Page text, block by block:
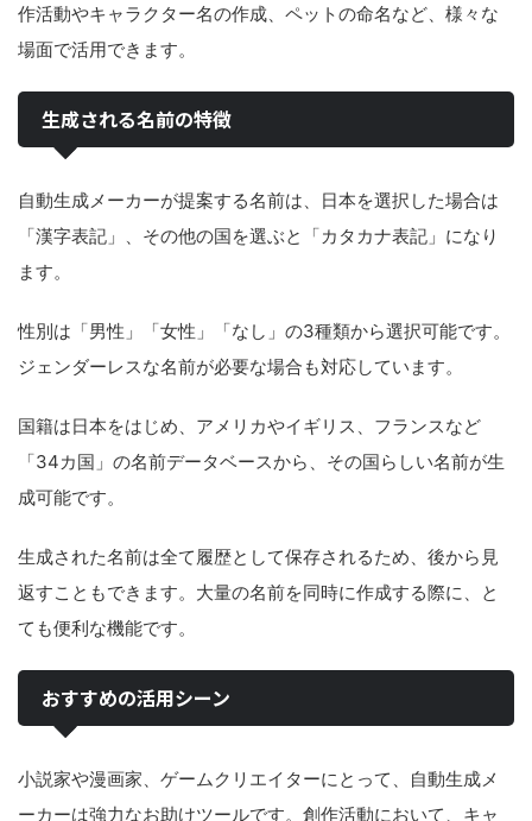
作活動やキャラクター名の作成、ペットの命名など、様々な
場面で活用できます。
生成される名前の特徴
自動生成メーカーが提案する名前は、日本を選択した場合は
「漢字表記」、その他の国を選ぶと「カタカナ表記」になり
ます。
性別は「男性」「女性」「なし」の3種類から選択可能です。
ジェンダーレスな名前が必要な場合も対応しています。
国籍は日本をはじめ、アメリカやイギリス、フランスなど
「34カ国」の名前データベースから、その国らしい名前が生
成可能です。
生成された名前は全て履歴として保存されるため、後から見
返すこともできます。大量の名前を同時に作成する際に、と
ても便利な機能です。
おすすめの活用シーン
小説家や漫画家、ゲームクリエイターにとって、自動生成メ
ーカーは強力なお助けツールです。創作活動において、キャ